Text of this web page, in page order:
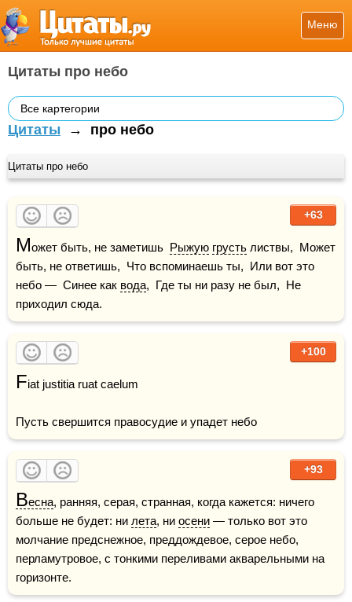
Меню
Цитаты про небо
Все картегории
Цитаты → про небо
Цитаты про небо
+63
Может быть, не заметишь Рыжую грусть листвы,  Может
быть, не ответишь,  Что вспоминаешь ты,  Или вот это
небо —  Синее как вода,  Где ты ни разу не был,  Не
приходил сюда.
+100
Fiat justitia ruat caelum
Пусть свершится правосудие и упадет небо
+93
Весна, ранняя, серая, странная, когда кажется: ничего
больше не будет: ни лета, ни осени — только вот это
молчание предснежное, преддождевое, серое небо,
перламутровое, с тонкими переливами акварельными на
горизонте.